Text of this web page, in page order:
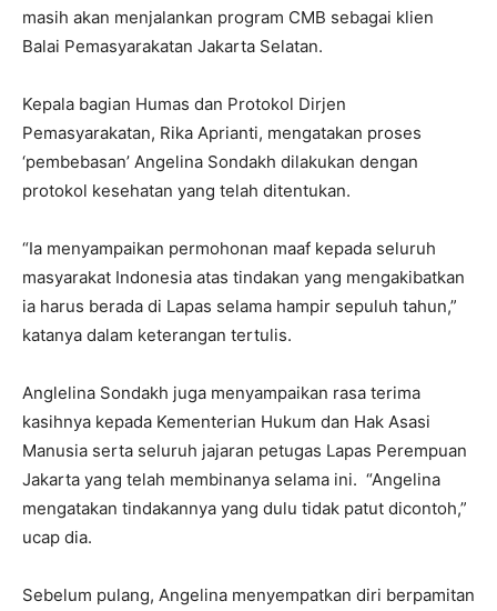
masih akan menjalankan program CMB sebagai klien
Balai Pemasyarakatan Jakarta Selatan.
Kepala bagian Humas dan Protokol Dirjen
Pemasyarakatan, Rika Aprianti, mengatakan proses
‘pembebasan’ Angelina Sondakh dilakukan dengan
protokol kesehatan yang telah ditentukan.
“Ia menyampaikan permohonan maaf kepada seluruh
masyarakat Indonesia atas tindakan yang mengakibatkan
ia harus berada di Lapas selama hampir sepuluh tahun,”
katanya dalam keterangan tertulis.
Anglelina Sondakh juga menyampaikan rasa terima
kasihnya kepada Kementerian Hukum dan Hak Asasi
Manusia serta seluruh jajaran petugas Lapas Perempuan
Jakarta yang telah membinanya selama ini. “Angelina
mengatakan tindakannya yang dulu tidak patut dicontoh,”
ucap dia.
Sebelum pulang, Angelina menyempatkan diri berpamitan